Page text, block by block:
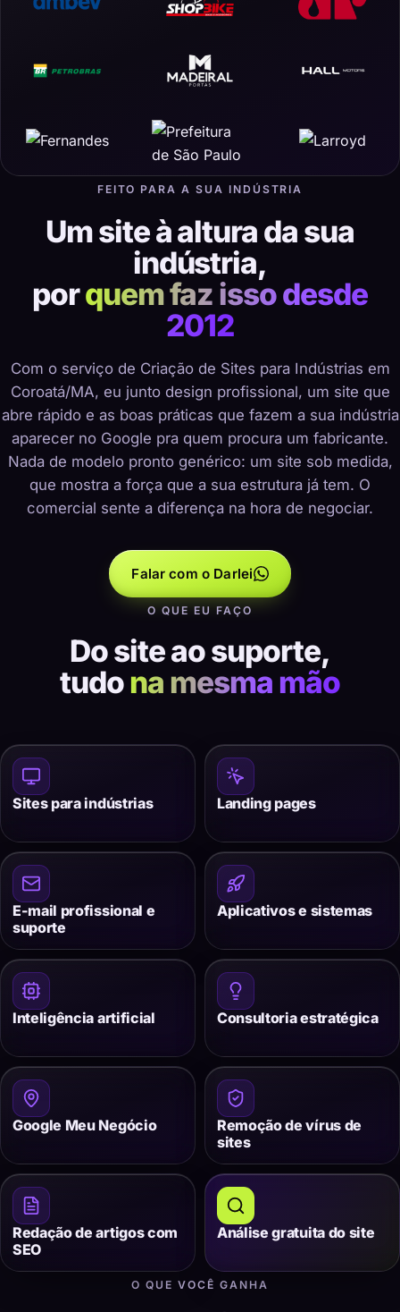
FEITO PARA A SUA INDÚSTRIA
Um site à altura da sua
indústria,
porquem faz isso desde
2012
Com o serviço de Criação de Sites para Indústrias em
Coroatá/MA, eu junto design profissional, um site que
abre rápido e as boas práticas que fazem a sua indústria
aparecer no Google pra quem procura um fabricante.
Nada de modelo pronto genérico: um site sob medida,
que mostra a força que a sua estrutura já tem. O
comercial sente a diferença na hora de negociar.
Falar com o Darlei
O QUE EU FAÇO
Do site ao suporte,
tudona mesma mão
Sites para indústrias Landing pages
E-mail profissional e
suporte
Aplicativos e sistemas
Inteligência artificial Consultoria estratégica
Google Meu Negócio
Remoção de vírus de
sites
Redação de artigos com
SEO
Análise gratuita do site
O QUE VOCÊ GANHA